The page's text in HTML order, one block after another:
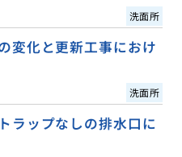
洗面所
変化と更新工事におけ
洗面所
ラップなしの排水口に